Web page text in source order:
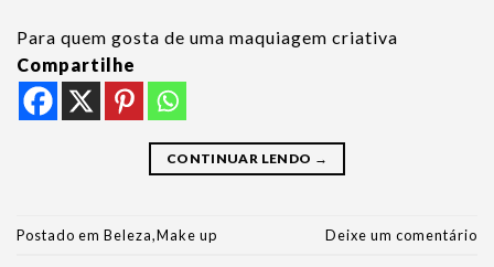
Para quem gosta de uma maquiagem criativa
Compartilhe
CONTINUAR LENDO →
Postado em Beleza,Make up Deixe um comentário